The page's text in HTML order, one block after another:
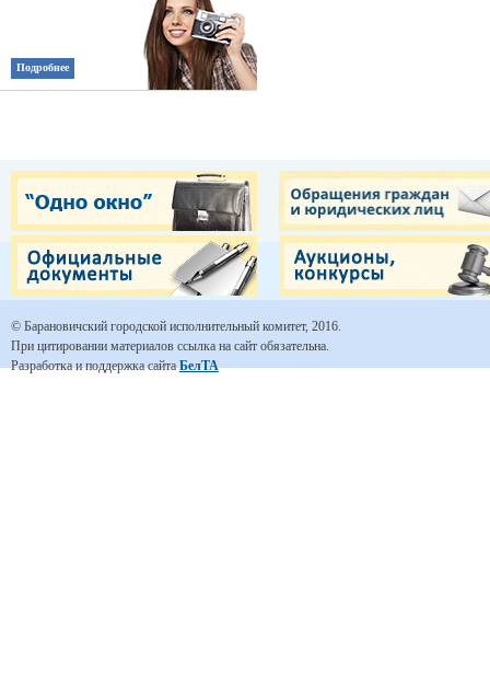
Подробнее
© Барановичский городской исполнительный комитет, 2016.
При цитировании материалов ссылка на сайт обязательна.
Разработка и поддержка сайтаБелТА